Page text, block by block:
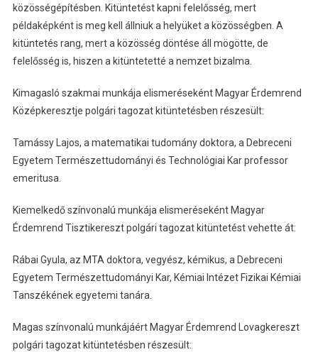
közösségépítésben. Kitüntetést kapni felelősség, mert
példaképként is meg kell állniuk a helyüket a közösségben. A
kitüntetés rang, mert a közösség döntése áll mögötte, de
felelősség is, hiszen a kitüntetetté a nemzet bizalma.
Kimagasló szakmai munkája elismeréseként Magyar Érdemrend
Középkeresztje polgári tagozat kitüntetésben részesült:
Tamássy Lajos, a matematikai tudomány doktora, a Debreceni
Egyetem Természettudományi és Technológiai Kar professor
emeritusa.
Kiemelkedő színvonalú munkája elismeréseként Magyar
Érdemrend Tisztikereszt polgári tagozat kitüntetést vehette át:
Rábai Gyula, az MTA doktora, vegyész, kémikus, a Debreceni
Egyetem Természettudományi Kar, Kémiai Intézet Fizikai Kémiai
Tanszékének egyetemi tanára.
Magas színvonalú munkájáért Magyar Érdemrend Lovagkereszt
polgári tagozat kitüntetésben részesült: